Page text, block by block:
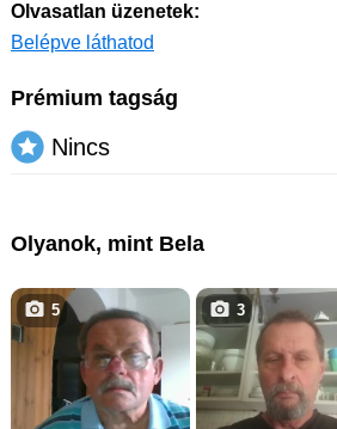
Olvasatlan üzenetek:
Belépve láthatod
Prémium tagság
Nincs
Olyanok, mint Bela
5 3